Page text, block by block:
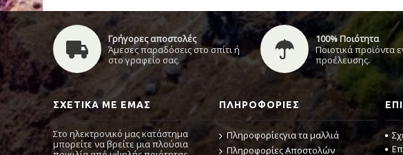
Γρήγορες αποστολές
Άμεσες παραδόσεις στο σπίτι ή
στο γραφείο σας.
100% Ποιότητα
Ποιοτικά προϊόντα
προέλευσης.
ΣΧΕΤΙΚΆ ΜΕ ΕΜΆΣ
Στο ηλεκτρονικό μας κατάστημα
μπορείτε να βρείτε μια πλούσια
ΠΛΗΡΟΦΟΡΊΕΣ
Πληροφορίεςγια τα μαλλιά
Πληροφορίες Αποστολών